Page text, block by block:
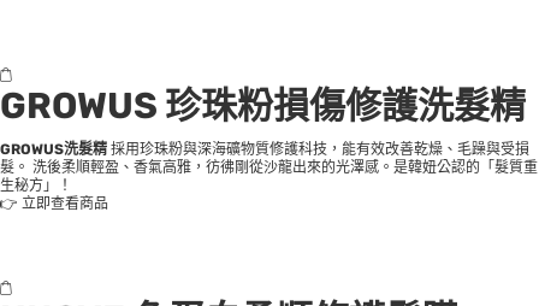
GROWUS 珍珠粉損傷修護洗髮精
GROWUS洗髮精 採用珍珠粉與深海礦物質修護科技，能有效改善乾燥、毛躁與受損
髮。 洗後柔順輕盈、香氣高雅，彷彿剛從沙龍出來的光澤感。是韓妞公認的「髮質重
生秘方」！
👉 立即查看商品